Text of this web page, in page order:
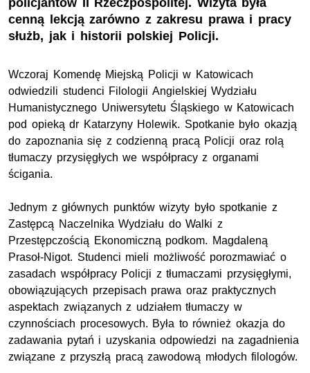
cenną lekcją zarówno z zakresu prawa i pracy
służb, jak i historii polskiej Policji.
Wczoraj Komendę Miejską Policji w Katowicach
odwiedzili studenci Filologii Angielskiej Wydziału
Humanistycznego Uniwersytetu Śląskiego w Katowicach
pod opieką dr Katarzyny Holewik. Spotkanie było okazją
do zapoznania się z codzienną pracą Policji oraz rolą
tłumaczy przysięgłych we współpracy z organami
ścigania.
Jednym z głównych punktów wizyty było spotkanie z
Zastępcą Naczelnika Wydziału do Walki z
Przestępczością Ekonomiczną podkom. Magdaleną
Prasoł-Nigot. Studenci mieli możliwość porozmawiać o
zasadach współpracy Policji z tłumaczami przysięgłymi,
obowiązujących przepisach prawa oraz praktycznych
aspektach związanych z udziałem tłumaczy w
czynnościach procesowych. Była to również okazja do
zadawania pytań i uzyskania odpowiedzi na zagadnienia
związane z przyszłą pracą zawodową młodych filologów.